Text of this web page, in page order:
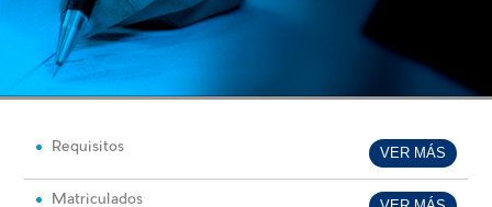
Requisitos VER MÁS
Matriculados